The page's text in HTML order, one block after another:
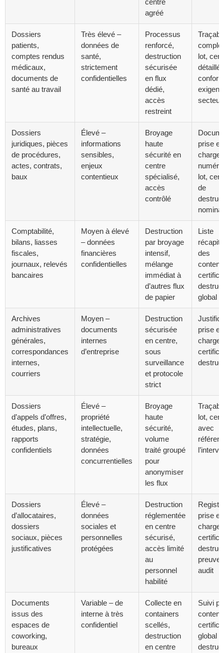
centre
agréé
Dossiers
patients,
comptes rendus
médicaux,
documents de
santé au travail
Très élevé –
données de
santé,
strictement
confidentielles
Processus
renforcé,
destruction
sécurisée
en flux
dédié,
accès
restreint
lot,
détaillé
secteur
Dossiers
juridiques, pièces
de procédures,
actes, contrats,
baux
Élevé –
informations
sensibles,
enjeux
contentieux
Broyage
haute
sécurité en
centre
spécialisé,
accès
contrôlé
prise en
charge,
lot,
de
Comptabilité,
bilans, liasses
fiscales,
journaux, relevés
bancaires
Moyen à élevé
– données
financières
confidentielles
Destruction
par broyage
intensif,
mélange
immédiat à
d’autres flux
de papier
Liste
des
global
Archives
administratives
générales,
correspondances
internes,
courriers
Moyen –
documents
internes
d’entreprise
Destruction
sécurisée
en centre,
sous
surveillance
et protocole
strict
prise en
charge
Dossiers
d’appels d’offres,
études, plans,
rapports
confidentiels
Élevé –
propriété
intellectuelle,
stratégie,
données
concurrentielles
Broyage
haute
sécurité,
volume
traité groupé
pour
anonymiser
les flux
lot,
avec
Dossiers
d’allocataires,
dossiers
sociaux, pièces
justificatives
Élevé –
données
sociales et
personnelles
protégées
Destruction
réglementée
en centre
sécurisé,
accès limité
au
personnel
habilité
prise en
charge,
preuve
audit
Documents
issus des
espaces de
coworking,
bureaux
Variable – de
interne à très
confidentiel
Collecte en
containers
scellés,
destruction
en centre
Suivi
global